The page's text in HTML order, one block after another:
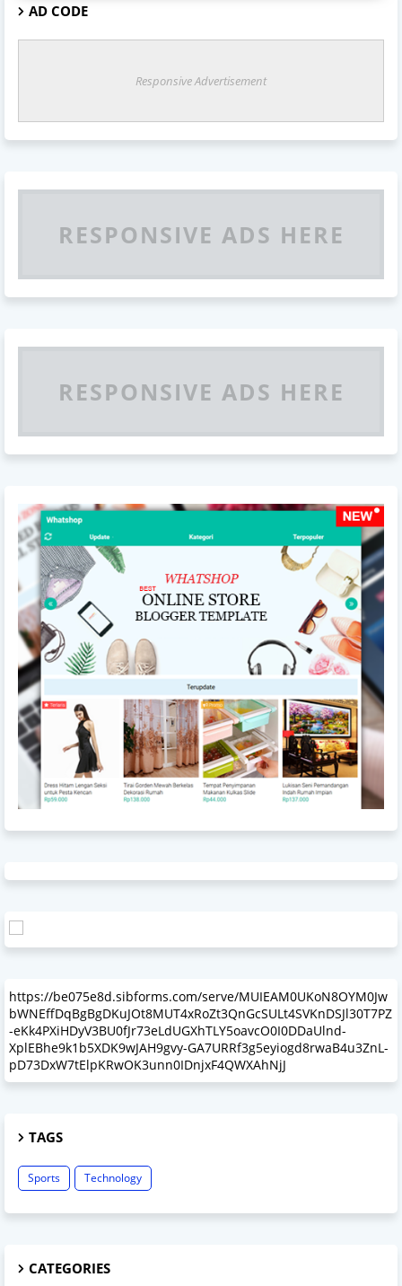
AD CODE
Responsive Advertisement
RESPONSIVE ADS HERE
RESPONSIVE ADS HERE
https://be075e8d.sibforms.com/serve/MUIEAM0UKoN8OYM0Jw
bWNEffDqBgBgDKuJOt8MUT4xRoZt3QnGcSULt4SVKnDSJl30T7PZ
-eKk4PXiHDyV3BU0fJr73eLdUGXhTLY5oavcO0I0DDaUlnd-
XplEBhe9k1b5XDK9wJAH9gvy-GA7URRf3g5eyiogd8rwaB4u3ZnL-
pD73DxW7tElpKRwOK3unn0IDnjxF4QWXAhNjJ
TAGS
Sports Technology
CATEGORIES